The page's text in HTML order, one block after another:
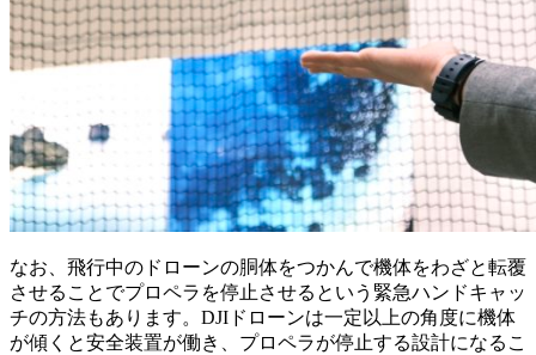
なお、飛行中のドローンの胴体をつかんで機体をわざと転覆
させることでプロペラを停止させるという緊急ハンドキャッ
チの方法もあります。DJIドローンは一定以上の角度に機体
が傾くと安全装置が働き、プロペラが停止する設計になるこ